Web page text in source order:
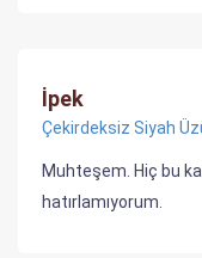
İpek
Çekirdeksiz Siyah
Muhteşem. Hiç bu
hatırlamıyorum.